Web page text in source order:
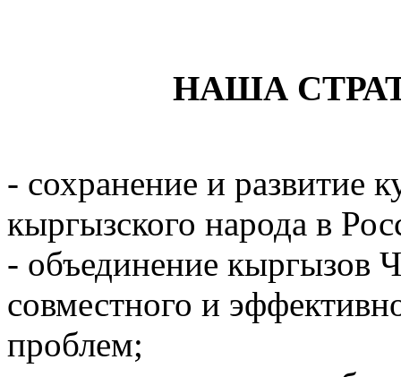
НАША
- сохранение и развитие
кыргызского народа в
- объединение кыргызов
совместного и
проблем;